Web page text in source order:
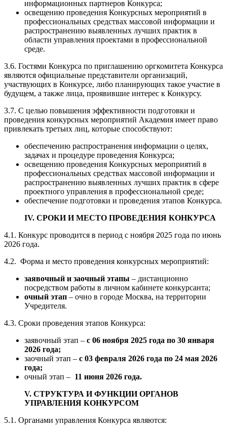
информационных партнеров Конкурса;
освещению проведения Конкурсных мероприятий в
профессиональных средствах массовой информации и
распространению выявленных лучших практик в
области управления проектами в профессиональной
среде.
3.6. Гостями Конкурса по приглашению оргкомитета Конкурса
являются официальные представители организаций,
участвующих в Конкурсе, либо планирующих такое участие в
будущем, а также лица, проявившие интерес к Конкурсу.
3.7. С целью повышения эффективности подготовки и
проведения конкурсных мероприятий Академия имеет право
привлекать третьих лиц, которые способствуют:
обеспечению распространения информации о целях,
задачах и процедуре проведения Конкурса;
освещению проведения Конкурсных мероприятий в
профессиональных средствах массовой информации и
распространению выявленных лучших практик в сфере
проектного управления в профессиональной среде;
обеспечение подготовки и проведения этапов Конкурса.
IV. СРОКИ И МЕСТО ПРОВЕДЕНИЯ КОНКУРСА
4.1. Конкурс проводится в период с ноября 2025 года по июнь
2026 года.
4.2. Форма и место проведения конкурсных мероприятий:
заявочный и заочный этапы – дистанционно
посредством работы в личном кабинете конкурсанта;
очный этап – очно в городе Москва, на территории
Учредителя.
4.3. Сроки проведения этапов Конкурса:
заявочный этап – с 06 ноября 2025 года по 30 января
2026 года;
заочный этап – с 03 февраля 2026 года по 24 мая 2026
года;
очный этап – 11 июня 2026 года.
V. СТРУКТУРА И ФУНКЦИИ ОРГАНОВ
УПРАВЛЕНИЯ КОНКУРСОМ
5.1. Органами управления Конкурса являются: